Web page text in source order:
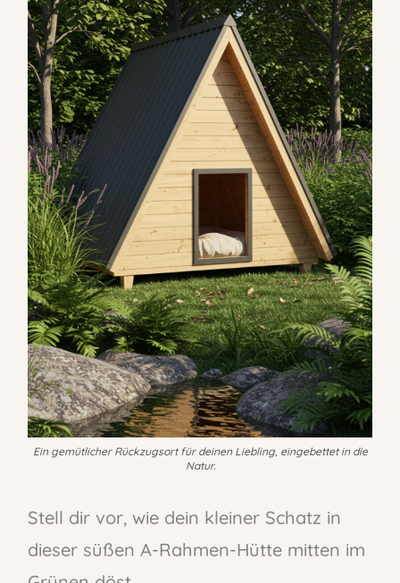
Ein gemütlicher Rückzugsort für deinen Liebling, eingebettet in die
Natur.
Stell dir vor, wie dein kleiner Schatz in
dieser süßen A-Rahmen-Hütte mitten im